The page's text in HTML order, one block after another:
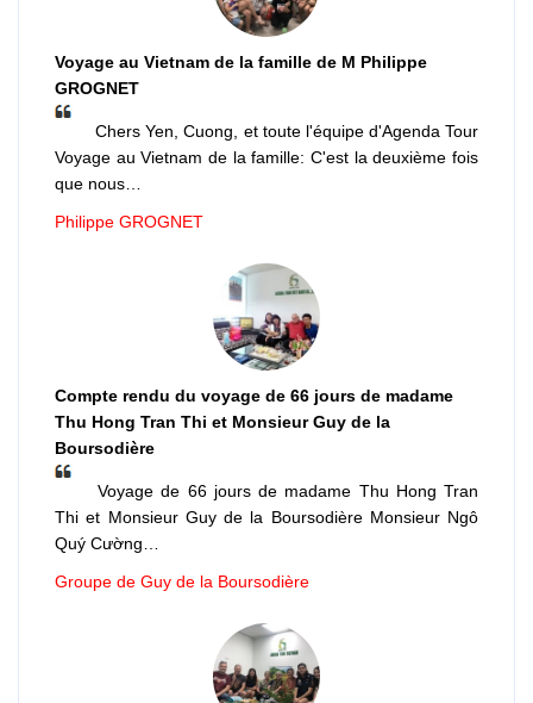
Voyage au Vietnam de la famille de M Philippe
GROGNET
Chers Yen, Cuong, et toute l'équipe d'Agenda Tour
Voyage au Vietnam de la famille: C'est la deuxième fois
que nous…
Philippe GROGNET
Compte rendu du voyage de 66 jours de madame
Thu Hong Tran Thi et Monsieur Guy de la
Boursodière
Voyage de 66 jours de madame Thu Hong Tran
Thi et Monsieur Guy de la Boursodière Monsieur Ngô
Quý Cường…
Groupe de Guy de la Boursodière